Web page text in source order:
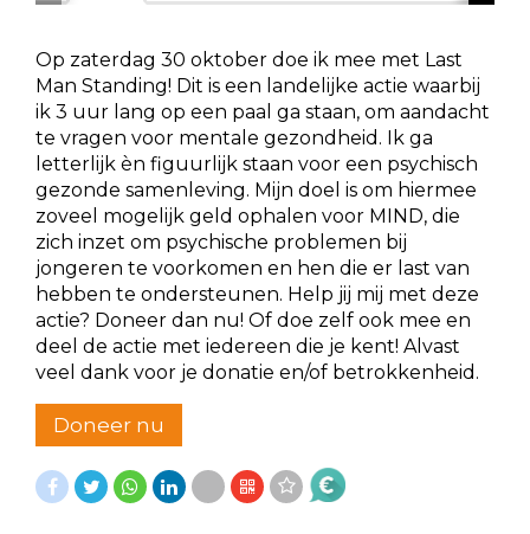
Op zaterdag 30 oktober doe ik mee met Last
Man Standing! Dit is een landelijke actie waarbij
ik 3 uur lang op een paal ga staan, om aandacht
te vragen voor mentale gezondheid. Ik ga
letterlijk èn figuurlijk staan voor een psychisch
gezonde samenleving. Mijn doel is om hiermee
zoveel mogelijk geld ophalen voor MIND, die
zich inzet om psychische problemen bij
jongeren te voorkomen en hen die er last van
hebben te ondersteunen. Help jij mij met deze
actie? Doneer dan nu! Of doe zelf ook mee en
deel de actie met iedereen die je kent! Alvast
veel dank voor je donatie en/of betrokkenheid.
Doneer nu